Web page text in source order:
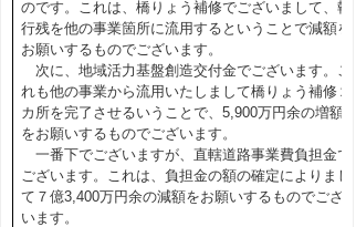
のです。これは、橋りょう補修でございまして、執
行残を他の事業箇所に流用するということで減額を
お願いするものでございます。
次に、地域活力基盤創造交付金でございます。こ
れも他の事業から流用いたしまして橋りょう補修２
カ所を完了させるいうことで、5,900万円余の増額
をお願いするものでございます。
一番下でございますが、直轄道路事業費負担金で
ございます。これは、負担金の額の確定によりまし
て７億3,400万円余の減額をお願いするものでござ
います。